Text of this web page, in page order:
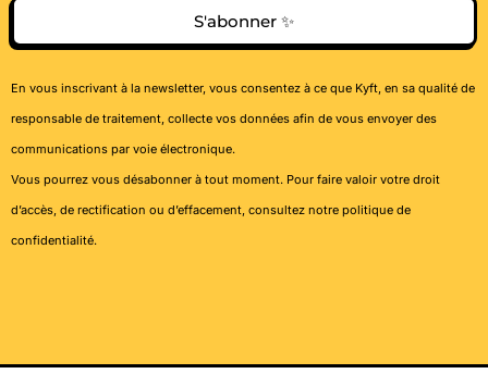
S'abonner ✨
En vous inscrivant à la newsletter, vous consentez à ce que Kyft, en sa qualité de
responsable de traitement, collecte vos données afin de vous envoyer des
communications par voie électronique.
Vous pourrez vous désabonner à tout moment. Pour faire valoir votre droit
d’accès, de rectification ou d’effacement, consultez notre politique de
confidentialité.